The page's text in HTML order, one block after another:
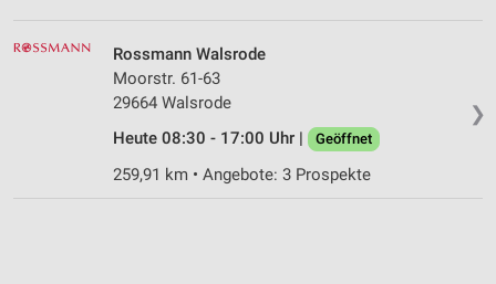
❯
Rossmann Walsrode
Moorstr. 61-63
29664 Walsrode
Heute 08:30 - 17:00 Uhr |
Geöffnet
259,91 km • Angebote: 3 Prospekte